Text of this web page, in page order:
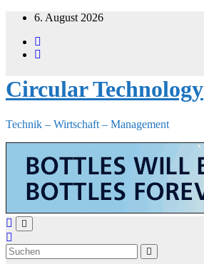
Zum
springen
6. August 2026
Circular Technology
Technik – Wirtschaft – Management